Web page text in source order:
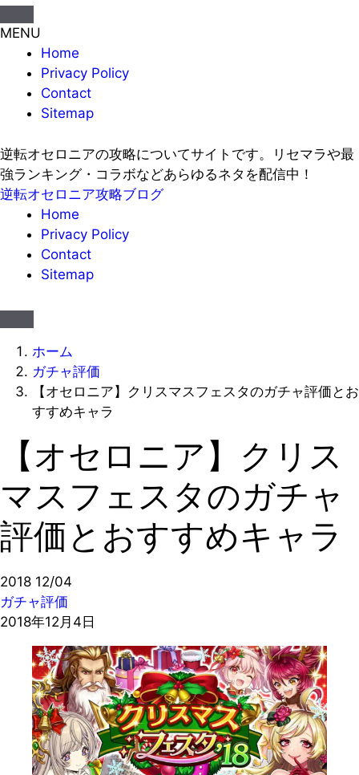
MENU
Home
Privacy Policy
Contact
Sitemap
逆転オセロニアの攻略についてサイトです。リセマラや最
強ランキング・コラボなどあらゆるネタを配信中！
逆転オセロニア攻略ブログ
Home
Privacy Policy
Contact
Sitemap
ホーム
ガチャ評価
【オセロニア】クリスマスフェスタのガチャ評価とお
すすめキャラ
【オセロニア】クリス
マスフェスタのガチャ
評価とおすすめキャラ
2018 12/04
ガチャ評価
2018年12月4日